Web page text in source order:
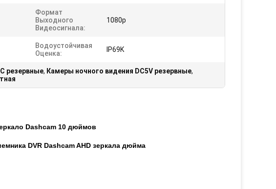
Формат
Выходного
Видеосигнала:
1080p
Водоустойчивая
Оценка:
IP69K
резервные, Камеры ночного видения DC5V резервные,
Dashcam 10 дюймов
DVR Dashcam AHD зеркала дюйма